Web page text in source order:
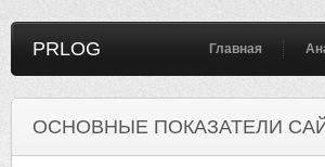
PRLOG Главная
ОСНОВНЫЕ ПОКАЗАТЕЛИ